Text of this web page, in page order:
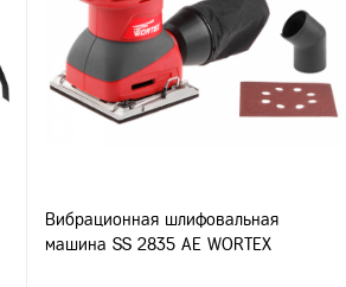
Вибрационная шлифовальная
машина SS 2835 AE WORTEX